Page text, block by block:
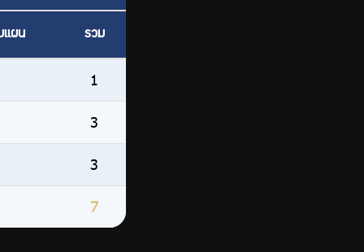
แผน รวม
1
3
3
7